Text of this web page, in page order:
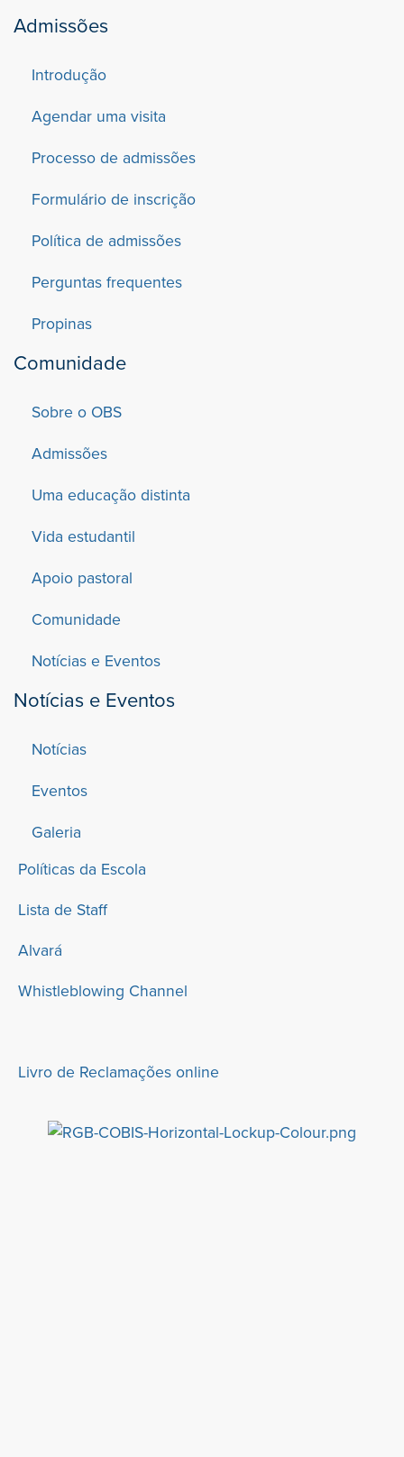
Admissões
Introdução
Agendar uma visita
Processo de admissões
Formulário de inscrição
Política de admissões
Perguntas frequentes
Propinas
Comunidade
Sobre o OBS
Admissões
Uma educação distinta
Vida estudantil
Apoio pastoral
Comunidade
Notícias e Eventos
Notícias e Eventos
Notícias
Eventos
Galeria
Políticas da Escola
Lista de Staff
Alvará
Whistleblowing Channel
Livro de Reclamações online